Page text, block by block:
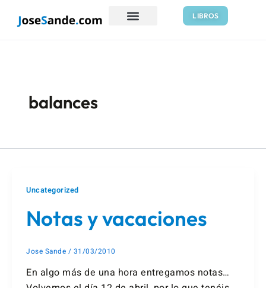
LIBROS
balances
Uncategorized
Notas y vacaciones
Jose Sande / 31/03/2010
En algo más de una hora entregamos notas…
de